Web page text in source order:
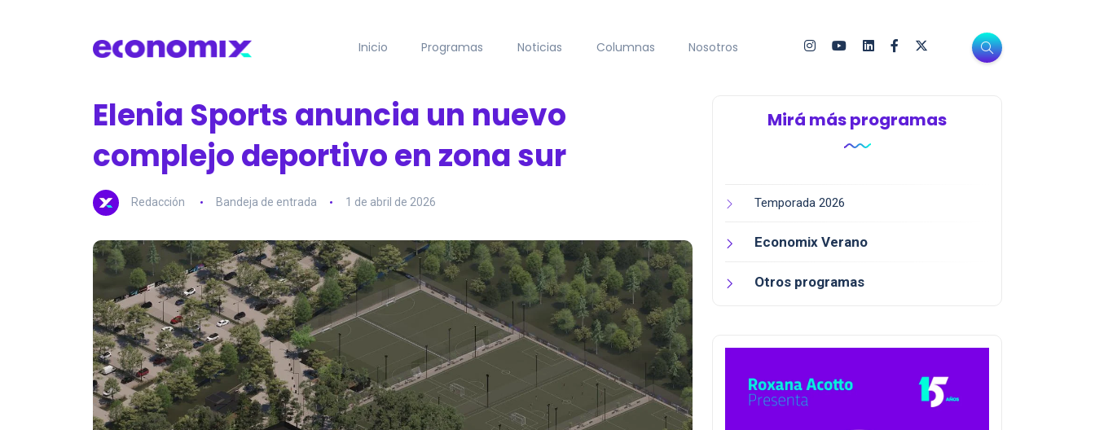
Inicio Programas Noticias Columnas Nosotros
Elenia Sports anuncia un nuevo
complejo deportivo en zona sur
Redacción Bandeja de entrada 1 de abril de 2026
Mirá más programas
Temporada 2026
Economix Verano
Otros programas